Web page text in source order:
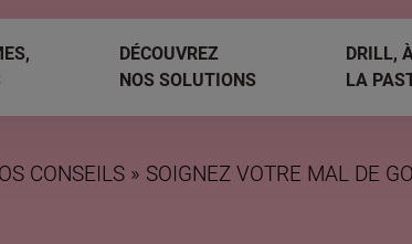
DÉCOUVREZ
NOS SOLUTIONS
DRILL,
LA
CONSEILS SOIGNEZ VOTRE MAL DE